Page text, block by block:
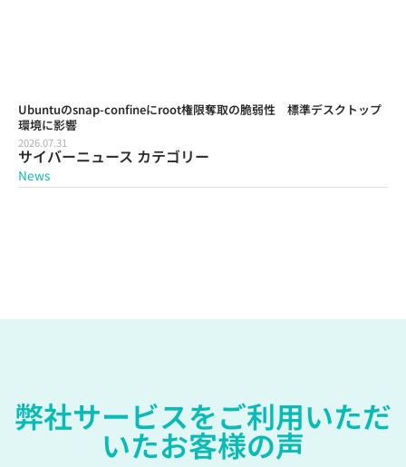
Ubuntuのsnap-confineにroot権限奪取の脆弱性 標準デスクトップ
環境に影響
2026.07.31
サイバーニュース カテゴリー
News
弊社サービスをご利用いただ
いたお客様の声